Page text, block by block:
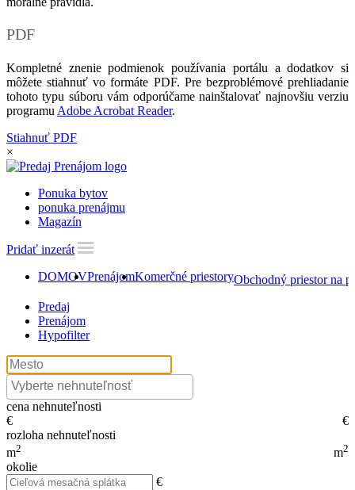
PDF
Kompletné znenie podmienok používania portálu a dodatkov si
môžete stiahnuť vo formáte PDF. Pre bezproblémové prehliadanie
tohoto typu súboru vám odporúčame nainštalovať najnovšiu verziu
programu Adobe Acrobat Reader.
Stiahnuť PDF
×
Ponuka bytov
ponuka prenájmu
Magazín
Pridať inzerát
DOMOVPrenájomKomerčné priestoryObchodný priestor na
Predaj
Prenájom
Hypofilter
cena nehnuteľnosti
€
€
rozloha nehnuteľnosti
m2 m2
okolie
€